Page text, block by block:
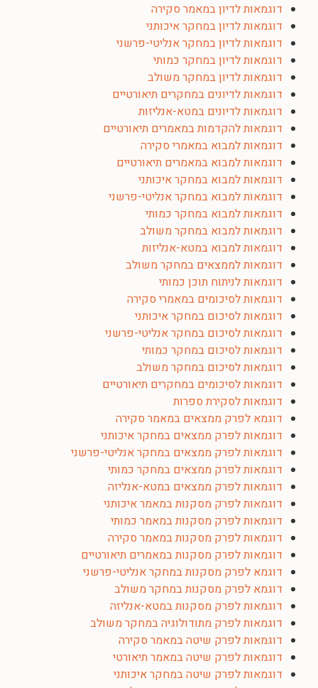
דוגמאות לדיון במאמר סקירה
דוגמאות לדיון במחקר איכותני
דוגמאות לדיון במחקר אנליטי-פרשני
דוגמאות לדיון במחקר כמותי
דוגמאות לדיון במחקר משולב
דוגמאות לדיונים במחקרים תיאורטיים
דוגמאות לדיונים במטא-אנליזות
דוגמאות להקדמות במאמרים תיאורטיים
דוגמאות למבוא במאמרי סקירה
דוגמאות למבוא במאמרים תיאורטיים
דוגמאות למבוא במחקר איכותני
דוגמאות למבוא במחקר אנליטי-פרשני
דוגמאות למבוא במחקר כמותי
דוגמאות למבוא במחקר משולב
דוגמאות למבוא במטא-אנליזות
דוגמאות לממצאים במחקר משולב
דוגמאות לניתוח תוכן כמותי
דוגמאות לסיכומים במאמרי סקירה
דוגמאות לסיכום במחקר איכותני
דוגמאות לסיכום במחקר אנליטי-פרשני
דוגמאות לסיכום במחקר כמותי
דוגמאות לסיכום במחקר משולב
דוגמאות לסיכומים במחקרים תיאורטיים
דוגמאות לסקירת ספרות
דוגמא לפרק ממצאים במאמר סקירה
דוגמאות לפרק ממצאים במחקר איכותני
דוגמאות לפרק ממצאים במחקר אנליטי-פרשני
דוגמאות לפרק ממצאים במחקר כמותי
דוגמאות לפרק ממצאים במטא-אנליזה
דוגמאות לפרק מסקנות במאמר איכותני
דוגמאות לפרק מסקנות במאמר כמותי
דוגמאות לפרק מסקנות במאמר סקירה
דוגמאות לפרק מסקנות במאמרים תיאורטיים
דוגמא לפרק מסקנות במחקר אנליטי-פרשני
דוגמא לפרק מסקנות במחקר משולב
דוגמאות לפרק מסקנות במטא-אנליזה
דוגמאות לפרק מתודולוגיה במחקר משולב
דוגמאות לפרק שיטה במאמר סקירה
דוגמאות לפרק שיטה במאמר תיאורטי
דוגמאות לפרק שיטה במחקר איכותני